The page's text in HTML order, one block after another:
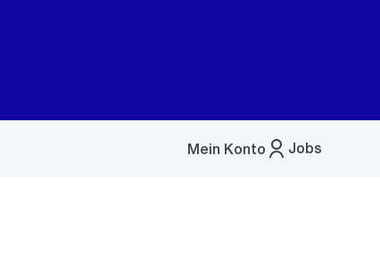
Jobs
Mein Konto
Menü